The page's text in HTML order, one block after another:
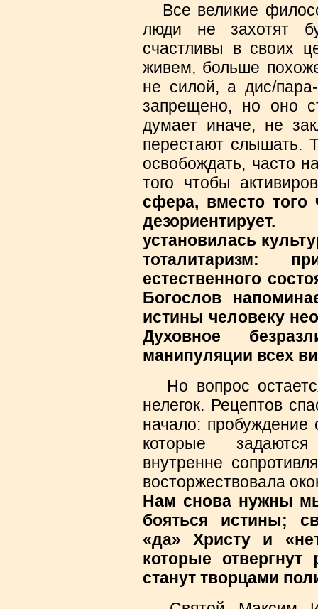
Все великие
люди не захотят
счастливы в своих
живем, больше
не силой, а дис/
запрещено, но оно
думает иначе, не
перестают слышать.
освобождать, часто
того чтобы
сфера, вместо того
установилась
тоталитаризм:
естественного
Богослов
истины человеку
Духовное
манипуляции всех
Но вопрос
нелегок. Рецептов
начало:
которые
внутренне
восторжествовала
Нам снова нужны
бояться истины;
«да» Христу и
которые
станут творцами